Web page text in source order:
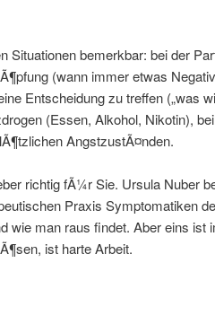
Situationen bemerkbar: bei der
(wann immer etwas
Entscheidung zu treffen („was
(Essen, Alkohol, Nikotin),
AngstzustÃ¤nden.
richtig fÃ¼r Sie. Ursula Nuber
Praxis Symptomatiken
wie man raus findet. Aber eins ist
ist harte Arbeit.